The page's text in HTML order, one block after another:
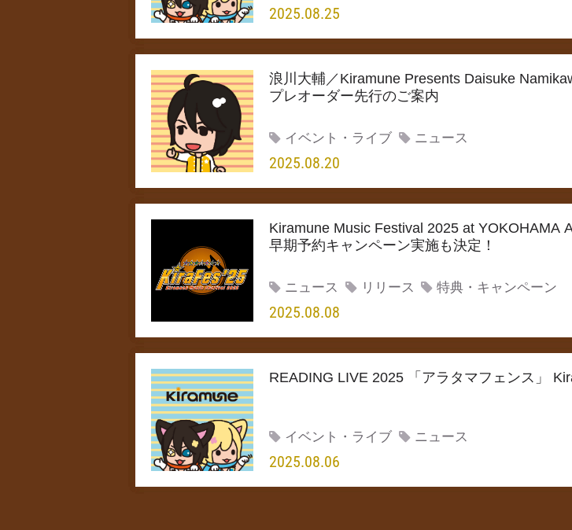
2025.08.25
2025.08.20
浪川大輔／Kiramune Presents Daisuke
プレオーダー先行のご案内
イベント・ライブ ニュース
2025.08.08
Kiramune Music Festival 2025 at YOKOHAMA
早期予約キャンペーン実施も決定！
ニュース リリース 特典・キャンペーン
2025.08.06
READING LIVE 2025 「アラタマフェンス」
イベント・ライブ ニュース